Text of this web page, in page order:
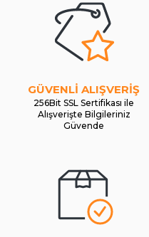
GÜVENLİ ALIŞVERİŞ
256Bit SSL Sertifikası ile
Alışverişte Bilgileriniz
Güvende